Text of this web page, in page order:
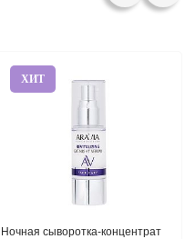
ХИТ
Ночная сыворотка-концентрат